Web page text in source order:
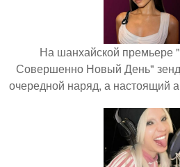
На шанхайской премьере
Совершенно Новый День"
очередной наряд, а настоящий